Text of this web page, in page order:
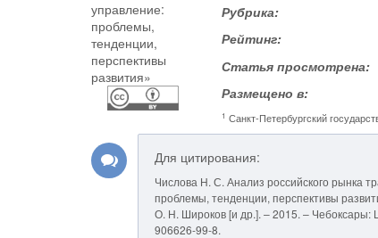
Рубрика:
Рейтинг:
Статья просмотрена:
Размещено в:
1 Санкт-Петербургский
Для цитирования:
Числова Н. С. Анализ российского рынка
проблемы, тенденции, перспективы
О. Н. Широков [и др.]. – 2015. – Чебоксары:
906626-99-8.